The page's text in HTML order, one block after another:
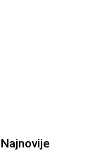
Najnovije